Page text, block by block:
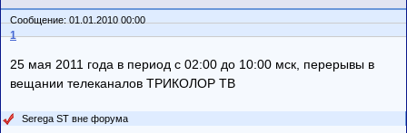
Сообщение: 01.01.2010 00:00
1
25 мая 2011 года в период с 02:00 до 10:00 мск, перерывы в
вещании телеканалов ТРИКОЛОР ТВ
Serega ST вне форума